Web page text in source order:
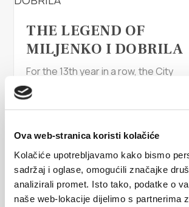
Ova web-stranica koristi kolačiće
Kolačiće upotrebljavamo kako bismo
sadržaj i oglase, omogućili značajke
analizirali promet. Isto tako, podatke o
naše web-lokacije dijelimo s partnerima
en
Villa Nika, Kamberovo šetalište 30,
21216 Kaštel Stari, Hrvatska
THE LEGEND OF
MILJENKO I DOBRILA
For the 13th year in a row, the City
of Kaštela and the Kaštela Tourist
Board want to brand Kaštela as
the...
READ MORE